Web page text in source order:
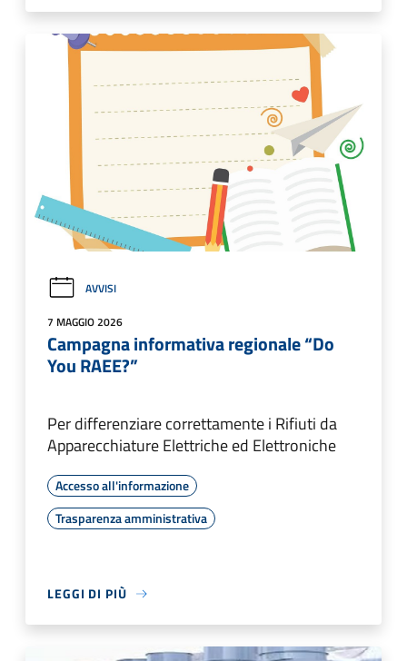
AVVISI
7 MAGGIO 2026
Campagna informativa regionale “Do
You RAEE?”
Per differenziare correttamente i Rifiuti da
Apparecchiature Elettriche ed Elettroniche
Accesso all'informazione
Trasparenza amministrativa
LEGGI DI PIÙ